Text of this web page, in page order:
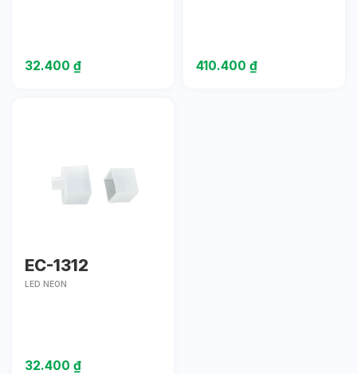
32.400 ₫ 410.400 ₫
EC-1312
LED NEON
32.400 ₫